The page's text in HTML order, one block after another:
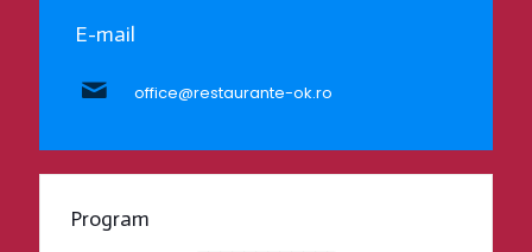
E-mail
office@restaurante-ok.ro
Program